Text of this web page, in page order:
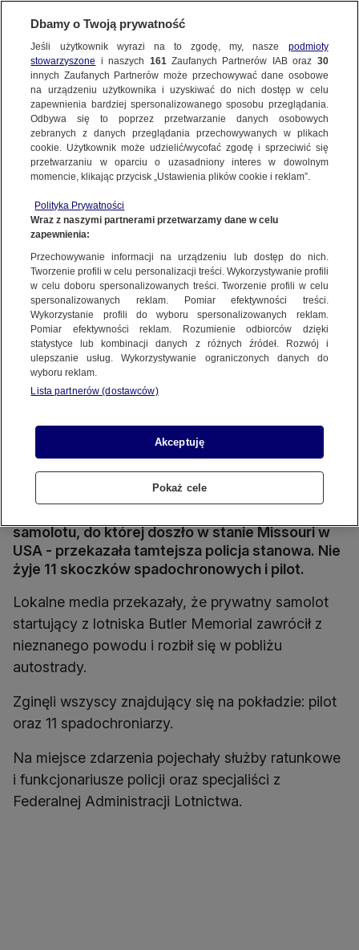
ŚWIAT
Rozbił się samolot ze spadochroniarzami.
Wszyscy zginęli
Oprac.Adrian Szczepański
14.06.2026, 20:53
Udostępnij
Butler w stanie Missouri
samolotu, do której doszło w stanie Missouri w
USA - przekazała tamtejsza policja stanowa. Nie
żyje 11 skoczków spadochronowych i pilot.
Lokalne media przekazały, że prywatny samolot
startujący z lotniska Butler Memorial zawrócił z
nieznanego powodu i rozbił się w pobliżu
autostrady.
Zginęli wszyscy znajdujący się na pokładzie: pilot
oraz 11 spadochroniarzy.
Na miejsce zdarzenia pojechały służby ratunkowe
i funkcjonariusze policji oraz specjaliści z
Federalnej Administracji Lotnictwa.
Dbamy o Twoją prywatność
Jeśli użytkownik wyrazi na to zgodę, my, nasze podmioty
stowarzyszone i naszych 161Zaufanych Partnerów IAB oraz 30
innych Zaufanych Partnerów może przechowywać dane osobowe
na urządzeniu użytkownika i uzyskiwać do nich dostęp w celu
zapewnienia bardziej spersonalizowanego sposobu przeglądania.
Odbywa się to poprzez przetwarzanie danych osobowych
zebranych z danych przeglądania przechowywanych w plikach
cookie. Użytkownik może udzielić/wycofać zgodę i sprzeciwić się
przetwarzaniu w oparciu o uzasadniony interes w dowolnym
momencie, klikając przycisk „Ustawienia plików cookie i reklam”.
Polityka Prywatności
Wraz z naszymi partnerami przetwarzamy dane w celu
zapewnienia:
Przechowywanie informacji na urządzeniu lub dostęp do nich.
Tworzenie profili w celu personalizacji treści. Wykorzystywanie profili
w celu doboru spersonalizowanych treści. Tworzenie profili w celu
spersonalizowanych reklam. Pomiar efektywności treści.
Wykorzystanie profili do wyboru spersonalizowanych reklam.
Pomiar efektywności reklam. Rozumienie odbiorców dzięki
statystyce lub kombinacji danych z różnych źródeł. Rozwój i
ulepszanie usług. Wykorzystywanie ograniczonych danych do
wyboru reklam.
Lista partnerów (dostawców)
Akceptuję
Pokaż cele